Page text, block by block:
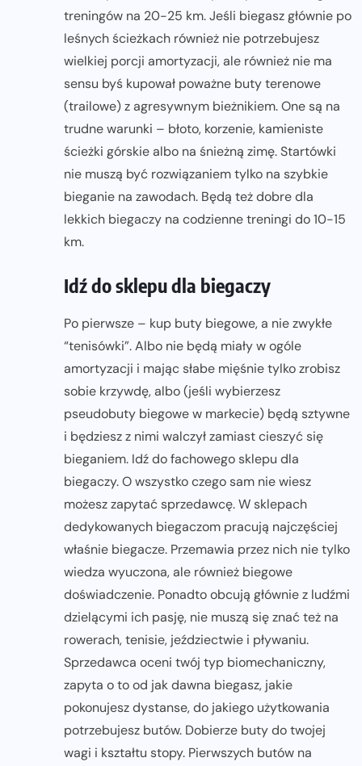
treningów na 20-25 km. Jeśli biegasz głównie po
leśnych ścieżkach również nie potrzebujesz
wielkiej porcji amortyzacji, ale również nie ma
sensu byś kupował poważne buty terenowe
(trailowe) z agresywnym bieżnikiem. One są na
trudne warunki – błoto, korzenie, kamieniste
ścieżki górskie albo na śnieżną zimę. Startówki
nie muszą być rozwiązaniem tylko na szybkie
bieganie na zawodach. Będą też dobre dla
lekkich biegaczy na codzienne treningi do 10-15
km.
Idź do sklepu dla biegaczy
Po pierwsze – kup buty biegowe, a nie zwykłe
“tenisówki”. Albo nie będą miały w ogóle
amortyzacji i mając słabe mięśnie tylko zrobisz
sobie krzywdę, albo (jeśli wybierzesz
pseudobuty biegowe w markecie) będą sztywne
i będziesz z nimi walczył zamiast cieszyć się
bieganiem. Idź do fachowego sklepu dla
biegaczy. O wszystko czego sam nie wiesz
możesz zapytać sprzedawcę. W sklepach
dedykowanych biegaczom pracują najczęściej
właśnie biegacze. Przemawia przez nich nie tylko
wiedza wyuczona, ale również biegowe
doświadczenie. Ponadto obcują głównie z ludźmi
dzielącymi ich pasję, nie muszą się znać też na
rowerach, tenisie, jeździectwie i pływaniu.
Sprzedawca oceni twój typ biomechaniczny,
zapyta o to od jak dawna biegasz, jakie
pokonujesz dystanse, do jakiego użytkowania
potrzebujesz butów. Dobierze buty do twojej
wagi i kształtu stopy. Pierwszych butów na